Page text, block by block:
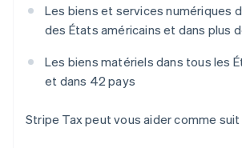
Les biens et services numériques
des États américains et dans plus
Les biens matériels dans tous les
et dans 42 pays
Stripe Tax peut vous aider comme suit